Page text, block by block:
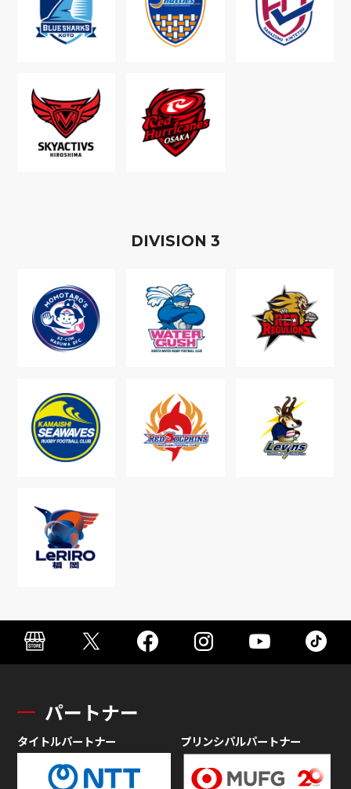
DIVISION 3
パートナー
タイトルパートナー プリンシパルパートナー